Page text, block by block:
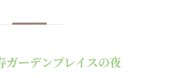
ガーデンプレイスの夜